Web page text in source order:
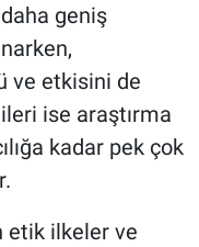
geniş
ve etkisini de
ise araştırma
kadar pek çok
etik ilkeler ve